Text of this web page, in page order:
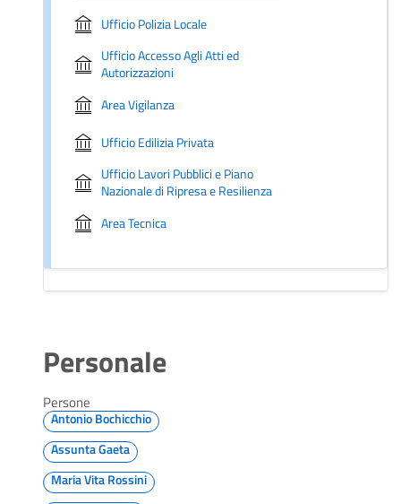
Ufficio Polizia Locale
Ufficio Accesso Agli Atti ed
Autorizzazioni
Area Vigilanza
Ufficio Edilizia Privata
Ufficio Lavori Pubblici e Piano
Nazionale di Ripresa e Resilienza
Area Tecnica
Personale
Persone
Antonio Bochicchio
Assunta Gaeta
Maria Vita Rossini